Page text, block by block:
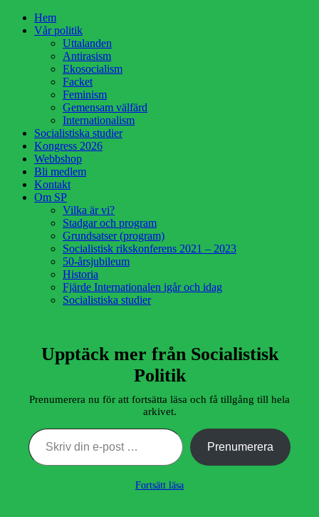
Hem
Vår politik
Uttalanden
Antirasism
Ekosocialism
Facket
Feminism
Gemensam välfärd
Internationalism
Socialistiska studier
Kongress 2026
Webbshop
Bli medlem
Kontakt
Om SP
Vilka är vi?
Stadgar och program
Grundsatser (program)
Socialistisk rikskonferens 2021 – 2023
50-årsjubileum
Historia
Fjärde Internationalen igår och idag
Socialistiska studier
Upptäck mer från Socialistisk
Politik
Prenumerera nu för att fortsätta läsa och få tillgång till hela
arkivet.
Skriv din e-post …
Prenumerera
Fortsätt läsa